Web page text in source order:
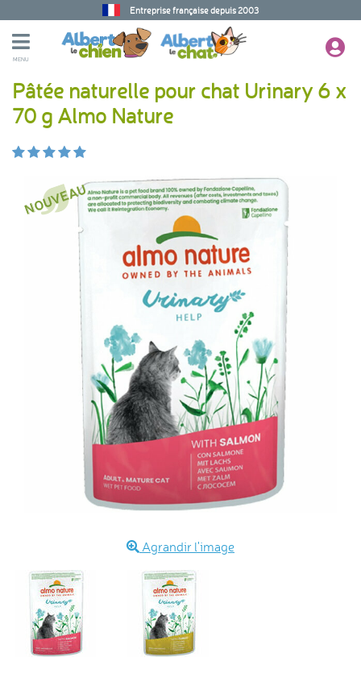
Entreprise française depuis 2003
MENU
Pâtée naturelle pour chat Urinary 6 x
70 g Almo Nature
Agrandir l'image